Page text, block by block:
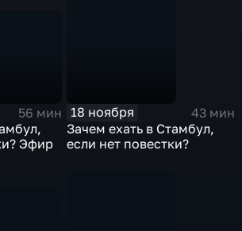
56 мин
Эфир
18 ноября
43 мин
Зачем ехать в Стамбул,
если нет повестки?